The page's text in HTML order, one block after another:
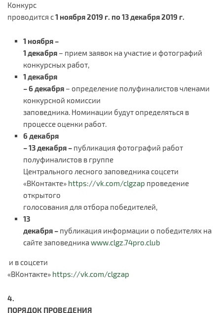
Конкурс
проводится с1 ноября2019 г. по13 декабря 2019 г.
1 ноября –
1 декабря – прием заявок на участие и фотографий
конкурсных работ,
1 декабря
– 6 декабря – определение полуфиналистов членами
конкурсной комиссии
заповедника. Номинации будут определяться в
процессе оценки работ.
6 декабря
– 13 декабря – публикация фотографий работ
полуфиналистов в группе
Центрального лесного заповедника соцсети
«ВКонтакте» https://vk.com/clgzap проведение
открытого
голосования для отбора победителей,
13
декабря – публикация информации о победителях на
сайте заповедникаwww.clgz.74pro.club
и в соцсети
«ВКонтакте» https://vk.com/clgzap
4.
ПОРЯДОК ПРОВЕДЕНИЯ